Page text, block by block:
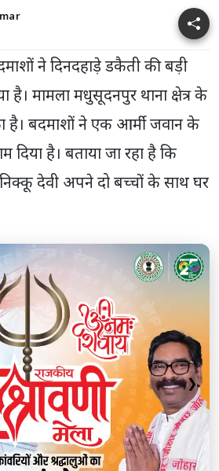
ने दिनदहाड़े डकैती की बड़ी
है। मामला मधुसूदनपुर थाना क्षेत्र के
है। बदमाशों ने एक आर्मी जवान के
दिया है। बताया जा रहा है कि
देवी अपने दो बच्चों के साथ घर
❯